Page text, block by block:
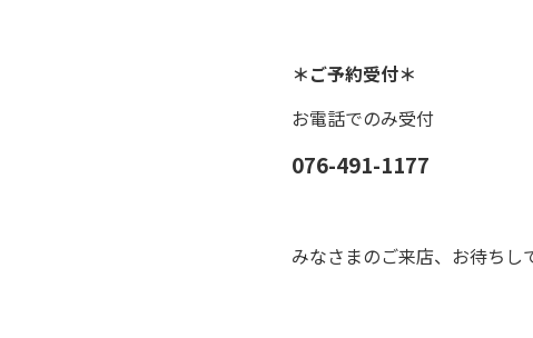
＊ご予約受付＊
お電話でのみ受付
076-491-1177
みなさまのご来店、お待ちし